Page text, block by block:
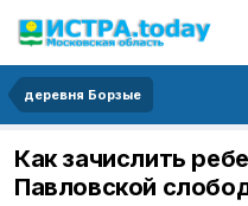
деревня Борзые
Как зачислить
Павловской